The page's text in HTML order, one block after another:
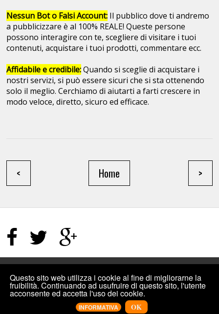
Nessun Bot o Falsi Account: Il pubblico dove ti andremo
a pubblicizzare è al 100% REALE! Queste persone
possono interagire con te, scegliere di visitare i tuoi
contenuti, acquistare i tuoi prodotti, commentare ecc.
Affidabile e credibile:Quando si sceglie di acquistare i
nostri servizi, si può essere sicuri che si sta ottenendo
solo il meglio. Cerchiamo di aiutarti a farti crescere in
modo veloce, diretto, sicuro ed efficace.
< >
Home
©2019INCREMENTIPLUS: COMPRARE MI PIACE FACEBOOK, VISUALIZZAZIONI
YOUTUBE E ALTRO PER I SOCIAL.DESIGNED BY INCREMENTIPLUS
Questo sito web utilizza i cookie al fine di migliorarne la
fruibilità. Continuando ad usufruire di questo sito, l'utente
acconsente ed accetta l'uso dei cookie.
INFORMATIVA OK